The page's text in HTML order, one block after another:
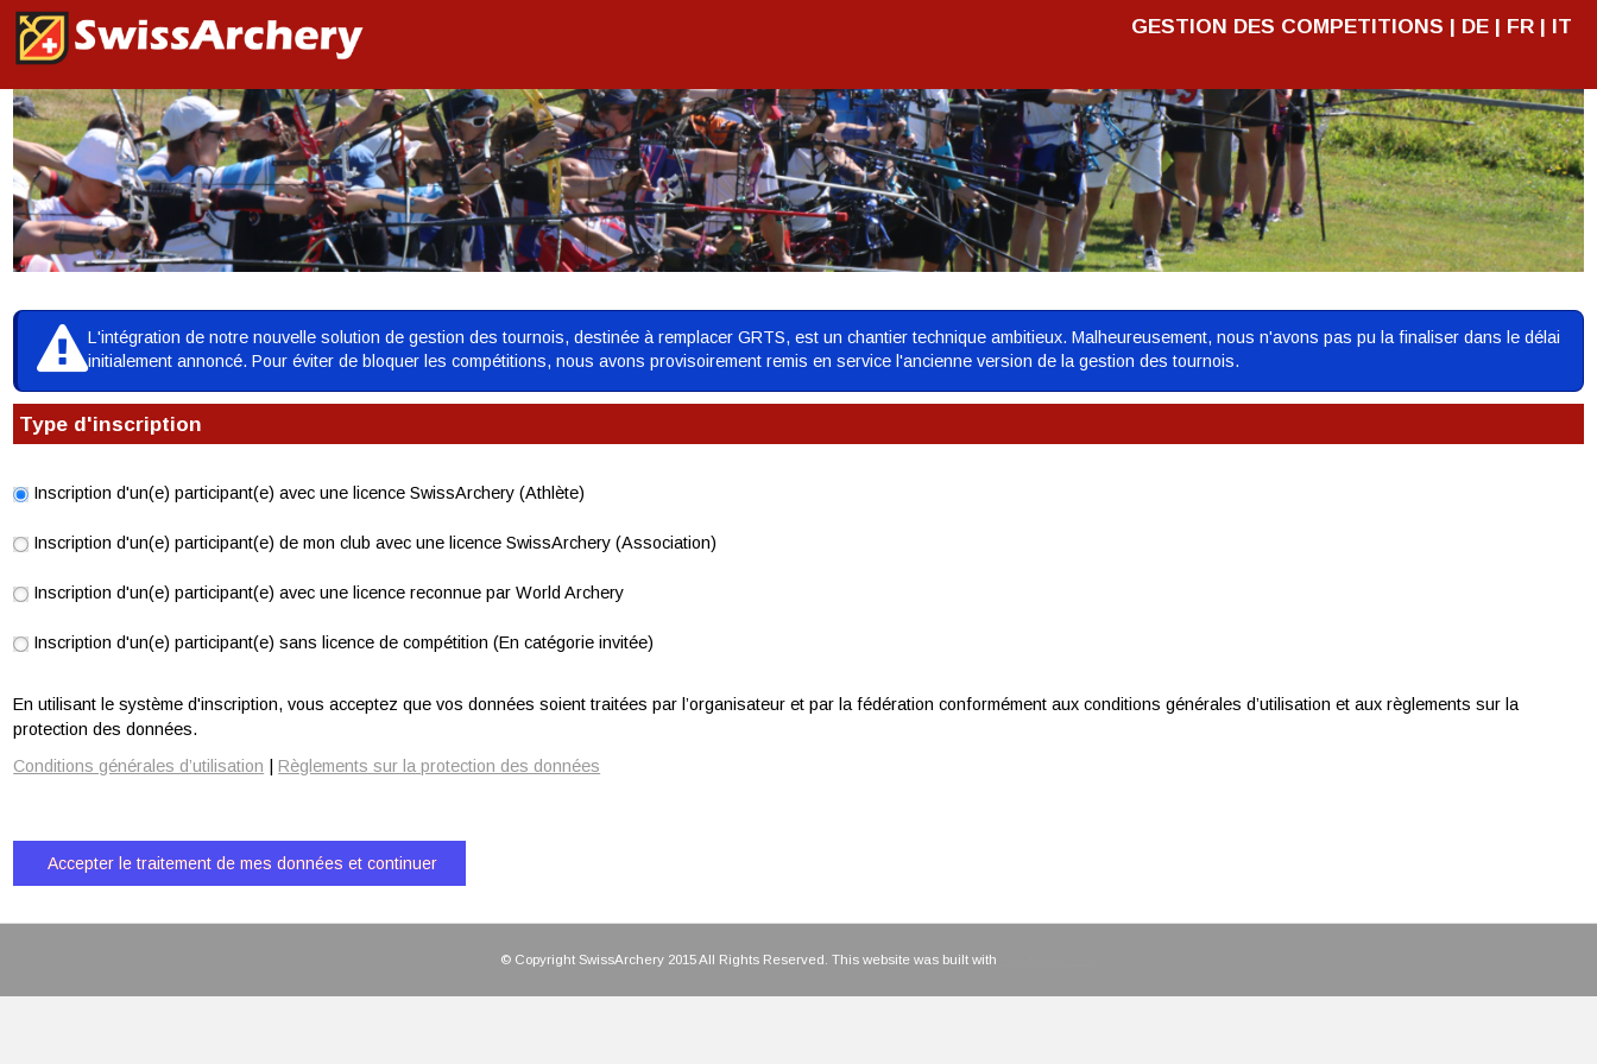
GESTION DES COMPETITIONS | DE| FR| IT
L'intégration de notre nouvelle solution de gestion des tournois, destinée à remplacer GRTS, est un chantier technique ambitieux. Malheureusement, nous n'avons pas pu la finaliser dans le délai
initialement annoncé. Pour éviter de bloquer les compétitions, nous avons provisoirement remis en service l'ancienne version de la gestion des tournois.
Type d'inscription
Inscription d'un(e) participant(e) avec une licence SwissArchery (Athlète)
Inscription d'un(e) participant(e) de mon club avec une licence SwissArchery (Association)
Inscription d'un(e) participant(e) avec une licence reconnue par World Archery
Inscription d'un(e) participant(e) sans licence de compétition (En catégorie invitée)
En utilisant le système d'inscription, vous acceptez que vos données soient traitées par l’organisateur et par la fédération conformément aux conditions générales d’utilisation et aux règlements sur la
protection des données.
Conditions générales d’utilisation |Règlements sur la protection des données
© Copyright SwissArchery 2015 All Rights Reserved. This website was built with